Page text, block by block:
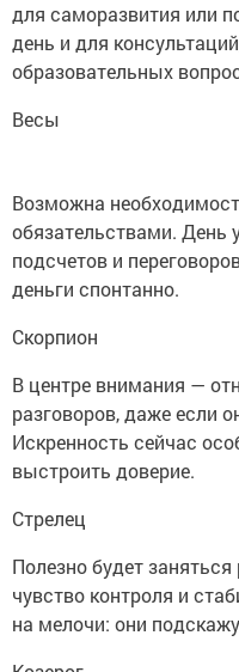
для саморазвития или
день и для
образовательных
Весы
Возможна
обязательствами. День
подсчетов и
деньги спонтанно.
Скорпион
В центре внимания —
разговоров, даже если
Искренность сейчас
выстроить доверие.
Стрелец
Полезно будет
чувство контроля и
на мелочи: они